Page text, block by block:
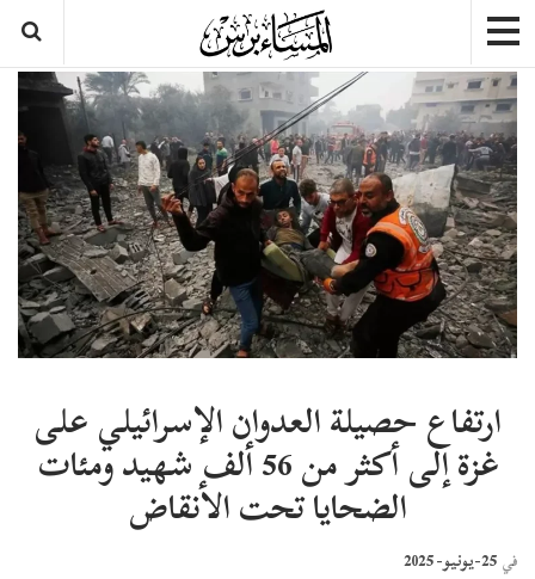
ارتفاع حصيلة العدوان الإسرائيلي على
غزة إلى أكثر من 56 ألف شهيد ومئات
الضحايا تحت الأنقاض
في 25-يونيو- 2025